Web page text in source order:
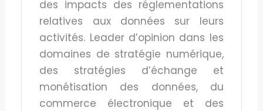
des impacts des réglementations
relatives aux données sur leurs
activités. Leader d’opinion dans les
domaines de stratégie numérique,
des stratégies d’échange et
monétisation des données, du
commerce électronique et des